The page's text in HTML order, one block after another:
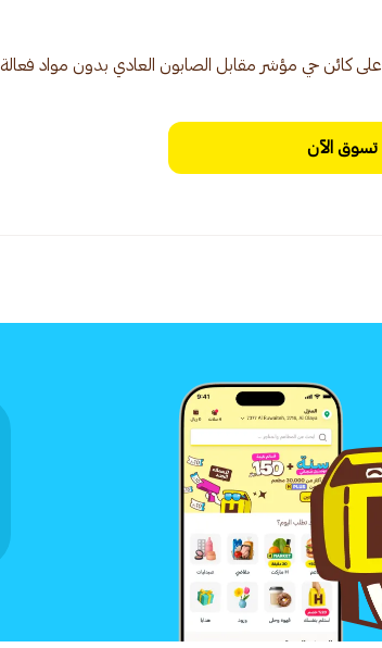
على كائن حي مؤشر مقابل الصابون العادي بدون مواد فعالة
تسوق الآن